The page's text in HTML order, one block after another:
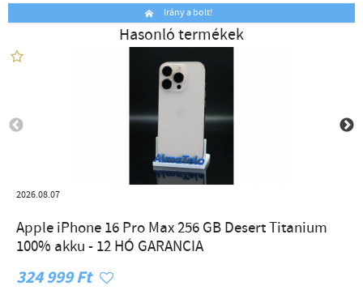
Irány a bolt!
Hasonló termékek
2026.08.07
Apple iPhone 16 Pro Max 256 GB Desert Titanium
100% akku - 12 HÓ GARANCIA
324 999 Ft